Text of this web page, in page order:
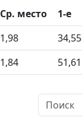
Ср. место 1-e
1,98 34,55
1,84 51,61